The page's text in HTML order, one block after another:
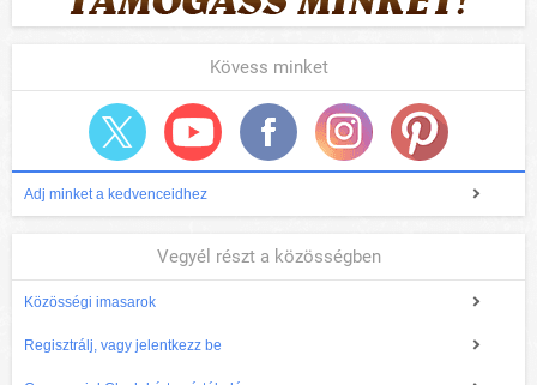
Kövess minket
Adj minket a kedvenceidhez
Vegyél részt a közösségben
Közösségi imasarok
Regisztrálj, vagy jelentkezz be